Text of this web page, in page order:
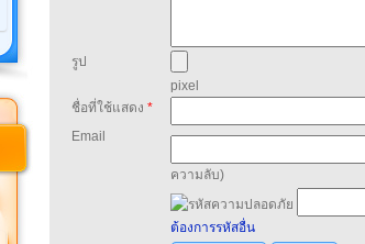
รูป
pixel
ชื่อที่ใช้แสดง *
Email
ความลับ)
ต้องการรหัสอื่น